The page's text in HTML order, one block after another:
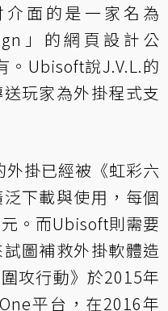
面的是一家名為
」的網頁設計公
。Ubisoft說J.V.L.的
玩家為外掛程式支
掛已經被《虹彩六
下載與使用，每個
。而Ubisoft則需要
圖補救外掛軟體造
攻行動》於2015年
平台，在2016年